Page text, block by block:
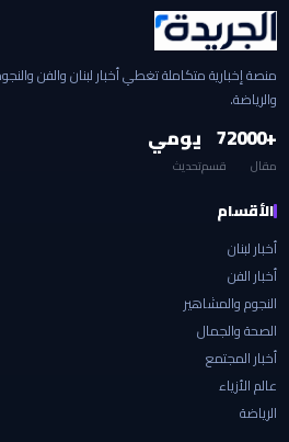
منصة إخبارية متكاملة تغطي أخبار لبنان والفن
والرياضة.
+2000
مقال
7
قسم
يومي
تحديث
الأقسام
أخبار لبنان
أخبار الفن
النجوم والمشاهير
الصحة والجمال
أخبار المجتمع
عالم الأزياء
الرياضة